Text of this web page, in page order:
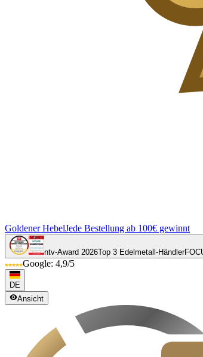
Goldener HebelJede Bestellung ab 100€ gewinnt
ntv-Award 2026Top 3 Edelmetall-Händler
Google: 4,9/5
DE
Ansicht